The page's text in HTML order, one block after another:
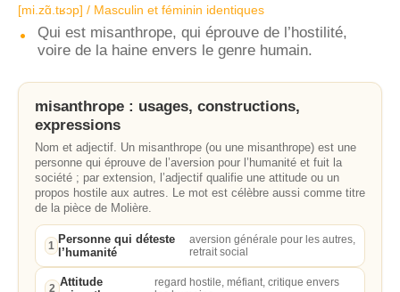
[mi.zɑ̃.tʁɔp] / Masculin et féminin identiques
Qui est misanthrope, qui éprouve de l’hostilité,
voire de la haine envers le genre humain.
misanthrope : usages, constructions,
expressions
Nom et adjectif. Un misanthrope (ou une misanthrope) est une
personne qui éprouve de l’aversion pour l’humanité et fuit la
société ; par extension, l’adjectif qualifie une attitude ou un
propos hostile aux autres. Le mot est célèbre aussi comme titre
de la pièce de Molière.
1 Personne qui déteste
l’humanité
aversion générale pour les autres,
retrait social
2 Attitude
regard hostile, méfiant, critique envers